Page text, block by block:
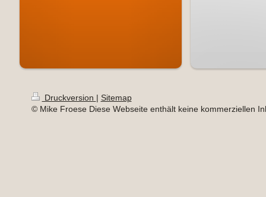
Druckversion | Sitemap
© Mike Froese Diese Webseite enthält keine kommerziellen